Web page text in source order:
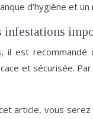
d’hygiène et
infestations
est
et sécurisée.
article, vous